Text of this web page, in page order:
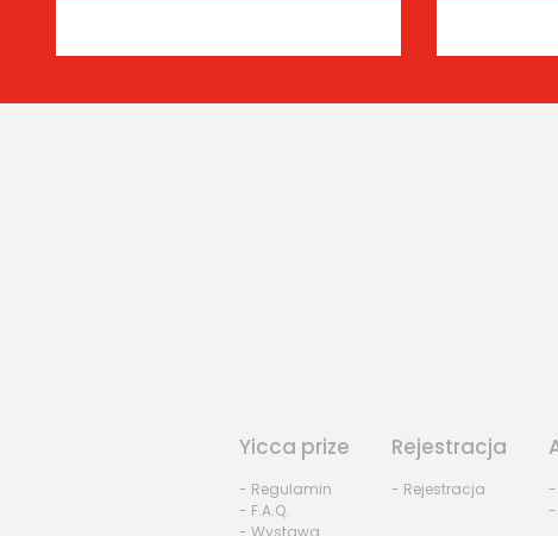
Yicca prize
- Regulamin
- F.A.Q.
Rejestracja
- Rejestracja
-